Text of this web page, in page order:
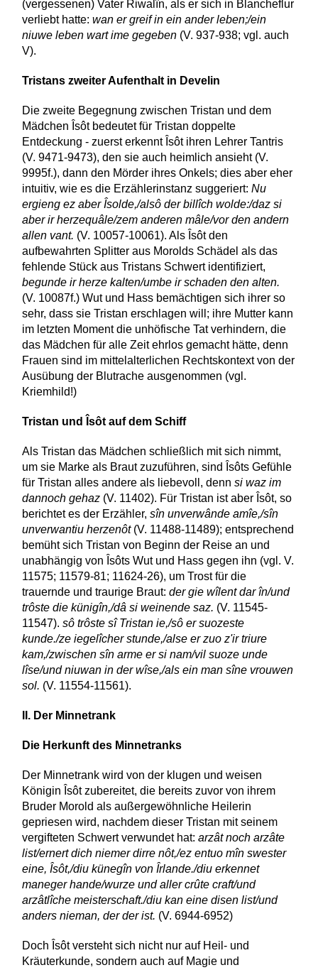
(vergessenen) Vater Riwalîn, als er sich in Blancheflur
verliebt hatte:wan er greif in ein ander leben;/ein
niuwe leben wart ime gegeben (V. 937-938; vgl. auch
V).
Tristans zweiter Aufenthalt in Develin
Die zweite Begegnung zwischen Tristan und dem
Mädchen Îsôt bedeutet für Tristan doppelte
Entdeckung - zuerst erkennt Îsôt ihren Lehrer Tantris
(V. 9471-9473), den sie auch heimlich ansieht (V.
9995f.), dann den Mörder ihres Onkels; dies aber eher
intuitiv, wie es die Erzählerinstanz suggeriert:Nu
ergieng ez aber Îsolde,/alsô der billîch wolde:/daz si
aber ir herzequâle/zem anderen mâle/vor den andern
allen vant. (V. 10057-10061). Als Îsôt den
aufbewahrten Splitter aus Morolds Schädel als das
fehlende Stück aus Tristans Schwert identifiziert,
begunde ir herze kalten/umbe ir schaden den alten.
(V. 10087f.) Wut und Hass bemächtigen sich ihrer so
sehr, dass sie Tristan erschlagen will; ihre Mutter kann
im letzten Moment die unhöfische Tat verhindern, die
das Mädchen für alle Zeit ehrlos gemacht hätte, denn
Frauen sind im mittelalterlichen Rechtskontext von der
Ausübung der Blutrache ausgenommen (vgl.
Kriemhild!)
Tristan und Îsôt auf dem Schiff
Als Tristan das Mädchen schließlich mit sich nimmt,
um sie Marke als Braut zuzuführen, sind Îsôts Gefühle
für Tristan alles andere als liebevoll, dennsi waz im
dannoch gehaz (V. 11402). Für Tristan ist aber Îsôt, so
berichtet es der Erzähler,sîn unverwânde amîe,/sîn
unverwantiu herzenôt(V. 11488-11489); entsprechend
bemüht sich Tristan von Beginn der Reise an und
unabhängig von Îsôts Wut und Hass gegen ihn (vgl. V.
11575; 11579-81; 11624-26), um Trost für die
trauernde und traurige Braut:der gie wîlent dar în/und
trôste die künigîn,/dâ si weinende saz. (V. 11545-
11547).sô trôste sî Tristan ie,/sô er suozeste
kunde./ze iegelîcher stunde,/alse er zuo z'ir triure
kam,/zwischen sîn arme er si nam/vil suoze unde
lîse/und niuwan in der wîse,/als ein man sîne vrouwen
sol. (V. 11554-11561).
II. Der Minnetrank
Die Herkunft des Minnetranks
Der Minnetrank wird von der klugen und weisen
Königin Îsôt zubereitet, die bereits zuvor von ihrem
Bruder Morold als außergewöhnliche Heilerin
gepriesen wird, nachdem dieser Tristan mit seinem
vergifteten Schwert verwundet hat:arzât noch arzâte
list/ernert dich niemer dirre nôt,/ez entuo mîn swester
eine, Îsôt,/diu künegîn von Îrlande./diu erkennet
maneger hande/wurze und aller crûte craft/und
arzâtlîche meisterschaft./diu kan eine disen list/und
anders nieman, der der ist. (V. 6944-6952)
Doch Îsôt versteht sich nicht nur auf Heil- und
Kräuterkunde, sondern auch auf Magie und